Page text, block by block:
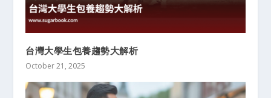
台灣大學生包養趨勢大解析
October 21, 2025